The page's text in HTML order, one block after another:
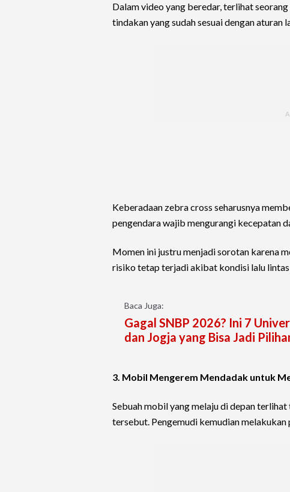
Dalam video yang beredar, terlihat
tindakan yang sudah sesuai dengan aturan
Keberadaan zebra cross seharusnya
pengendara wajib mengurangi kecepatan
Momen ini justru menjadi sorotan karena
risiko tetap terjadi akibat kondisi lalu lintas
Baca Juga:
Gagal SNBP 2026? Ini 7
dan Jogja yang Bisa Jadi
3. Mobil Mengerem Mendadak untuk
Sebuah mobil yang melaju di depan
tersebut. Pengemudi kemudian